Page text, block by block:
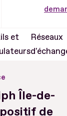
et
Réseaux
Île-de-
de